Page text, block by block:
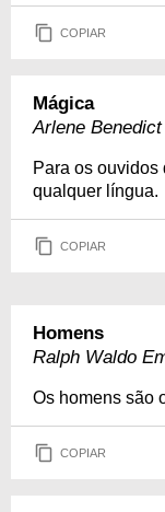
COPIAR
Mágica
Arlene Benedict
Para os ouvidos
qualquer língua.
COPIAR
Homens
Ralph Waldo
Os homens são
COPIAR